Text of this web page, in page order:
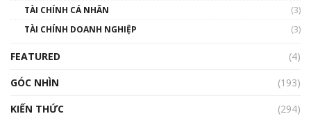
Nhìn lại năm 2022: Những sự kiện ảnh hưởng
đến hệ sinh thái tiền mã hoá | Phổ cập
TÀI CHÍNH CÁ NHÂN
(3)
TÀI CHÍNH DOANH NGHIỆP
(3)
FEATURED
(4)
GÓC NHÌN
(193)
KIẾN THỨC
(294)